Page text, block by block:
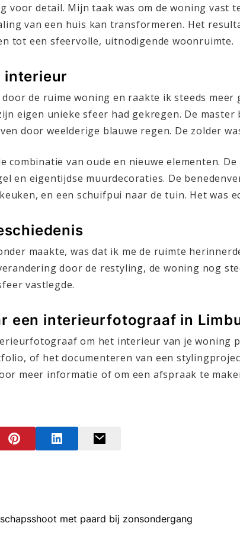
voor detail. Mijn taak was om de woning vast
van een huis kan transformeren. Het
tot een sfeervolle, uitnodigende woonruimte.
interieur
de ruime woning en raakte ik steeds
eigen unieke sfeer had gekregen. De
door weelderige blauwe regen. De zolder
combinatie van oude en nieuwe elementen.
en eigentijdse muurdecoraties. De
en een schuifpui naar de tuin. Het was
maakte, was dat ik me de ruimte
door de restyling, de woning nog
vastlegde.
een interieurfotograaf in
om het interieur van je woning
of het documenteren van een
meer informatie of om een afspraak te
met paard bij zonsondergang